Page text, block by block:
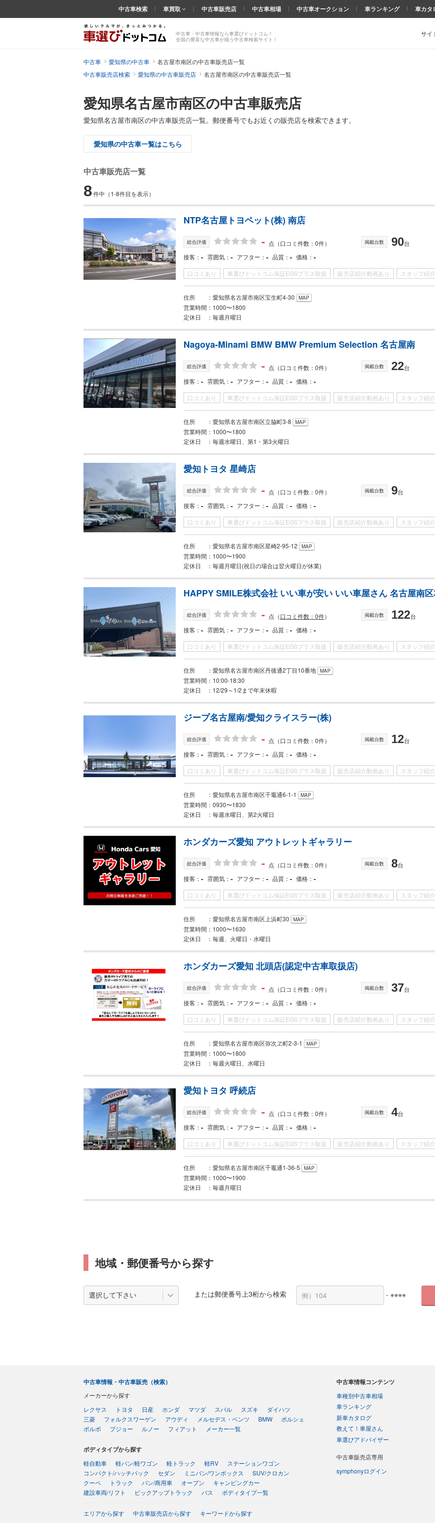
愛知県名古屋市南区の中古車販売店
愛知県名古屋市南区の中古車販売店一覧。郵便番号でもお近くの販売店を検索できます。
愛知県の中古車一覧はこちら
中古車・中古車情報なら車選びドットコム！
全国の豊富な中古車が揃う中古車検索サイト！
サイ
中古車検索 車買取 中古車販売店 中古車相場 中古車オークション 車ランキング 車カタ
中古車 愛知県の中古車
名古屋市南区の中古車販売店一覧
中古車販売店検索
愛知県の中古車販売店 名古屋市南区の中古車販売店一覧
中古車販売店一覧
8件中 （1-8件目を表示）
NTP名古屋トヨペット(株) 南店
総合評価 - 点 （口コミ件数：0件）
接客
- 雰囲気 - アフター - 品質 - 価格 -
掲載台数 90台
口コミあり 車選びドットコム保証EGSプラス取扱 販売店紹介動画あり スタッフ紹
住所 愛知県名古屋市南区宝生町4-30 MAP
営業時間
1000〜1800
定休日
毎週月曜日
Nagoya-Minami BMW BMW Premium Selection 名古屋南
総合評価 - 点 （口コミ件数：0件）
接客
- 雰囲気 - アフター - 品質 - 価格 -
掲載台数 22台
口コミあり 車選びドットコム保証EGSプラス取扱 販売店紹介動画あり スタッフ紹
住所 愛知県名古屋市南区立脇町3-8 MAP
営業時間
1000〜1800
定休日
毎週水曜日、第1・第3火曜日
愛知トヨタ 星崎店
総合評価 - 点 （口コミ件数：0件）
接客
- 雰囲気 - アフター - 品質 - 価格 -
掲載台数 9台
口コミあり 車選びドットコム保証EGSプラス取扱 販売店紹介動画あり スタッフ紹
住所 愛知県名古屋市南区星崎2-95-12 MAP
営業時間
1000〜1900
定休日
毎週月曜日(祝日の場合は翌火曜日が休業)
HAPPY SMILE株式会社 いい車が安い いい車屋さん 名古屋南
総合評価 - 点 （口コミ件数：0件）
接客
- 雰囲気 - アフター - 品質 - 価格 -
掲載台数 122台
口コミあり 車選びドットコム保証EGSプラス取扱 販売店紹介動画あり スタッフ紹
住所 愛知県名古屋市南区丹後通2丁目10番地 MAP
営業時間
10:00-18:30
定休日
12/29～1/2まで年末休暇
ジープ名古屋南/愛知クライスラー(株)
総合評価 - 点 （口コミ件数：0件）
接客
- 雰囲気 - アフター - 品質 - 価格 -
掲載台数 12台
口コミあり 車選びドットコム保証EGSプラス取扱 販売店紹介動画あり スタッフ紹
住所 愛知県名古屋市南区千竈通6-1-1 MAP
営業時間
0930〜1830
定休日
毎週水曜日、第2火曜日
ホンダカーズ愛知 アウトレットギャラリー
総合評価 - 点 （口コミ件数：0件）
接客
- 雰囲気 - アフター - 品質 - 価格 -
掲載台数 8台
口コミあり 車選びドットコム保証EGSプラス取扱 販売店紹介動画あり スタッフ紹
住所 愛知県名古屋市南区上浜町30 MAP
営業時間
1000〜1630
定休日
毎週、火曜日・水曜日
ホンダカーズ愛知 北頭店(認定中古車取扱店)
総合評価 - 点 （口コミ件数：0件）
接客
- 雰囲気 - アフター - 品質 - 価格 -
掲載台数 37台
口コミあり 車選びドットコム保証EGSプラス取扱 販売店紹介動画あり スタッフ紹
住所 愛知県名古屋市南区弥次ヱ町2-3-1 MAP
営業時間
1000〜1800
定休日
毎週火曜日、水曜日
愛知トヨタ 呼続店
総合評価 - 点 （口コミ件数：0件）
接客
- 雰囲気 - アフター - 品質 - 価格 -
掲載台数 4台
口コミあり 車選びドットコム保証EGSプラス取扱 販売店紹介動画あり スタッフ紹
住所 愛知県名古屋市南区千竈通1-36-5 MAP
営業時間
1000〜1900
定休日
毎週月曜日
地域・郵便番号から探す
または郵便番号上3桁から検索 - ※※※※
中古車情報・中古車販売（検索）
メーカーから探す
レクサス
トヨタ 日産 ホンダ マツダ スバル スズキ
ダイハツ
三菱
フォルクスワーゲン アウディ メルセデス・ベンツ BMW
ポルシェ
ボルボ
プジョー ルノー フィアット メーカー一覧
ボディタイプから探す
軽自動車 軽バン/軽ワゴン 軽トラック 軽RV
ステーションワゴン
コンパクト/ハッチバック
セダン ミニバン/ワンボックス
SUV/クロカン
クーペ
トラック バン/商用車 オープン
キャンピングカー
建設車両/リフト
ピックアップトラック バス ボディタイプ一覧
エリアから探す 中古車販売店から探す キーワードから探す
中古車情報コンテンツ
車種別中古車相場
車ランキング
新車カタログ
教えて！車屋さん
車選びアドバイザー
中古車販売店専用
symphonyログイン